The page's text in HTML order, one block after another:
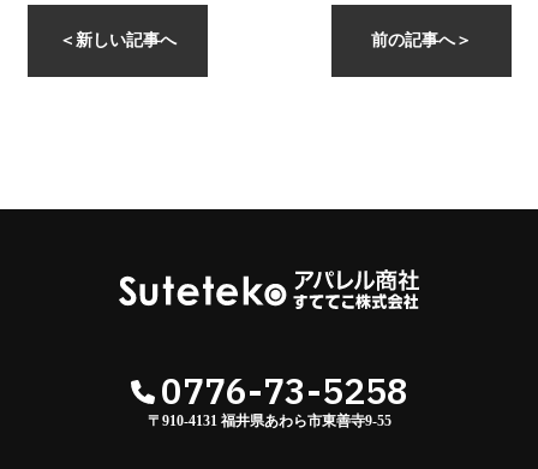
前の記事へ＞
＜ 新しい記事へ
0776-73-5258
〒910-4131 福井県あわら市東善寺9-55